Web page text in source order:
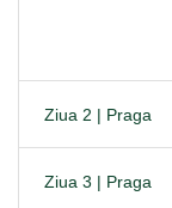
Ziua 2 | Praga
Ziua 3 | Praga